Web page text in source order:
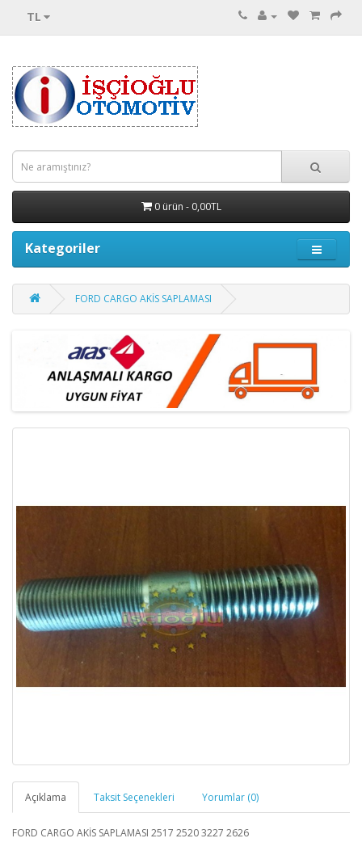
TL
0 ürün - 0,00TL
Kategoriler
FORD CARGO AKİS SAPLAMASI
Açıklama Taksit Seçenekleri Yorumlar (0)
FORD CARGO AKİS SAPLAMASI 2517 2520 3227 2626